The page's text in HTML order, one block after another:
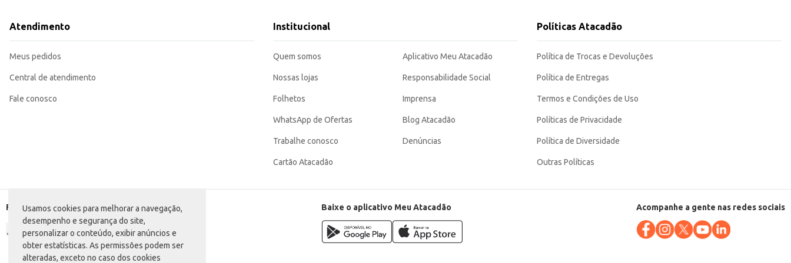
Usamos cookies para melhorar a navegação,
desempenho e segurança do site,
personalizar o conteúdo, exibir anúncios e
obter estatísticas. As permissões podem ser
alteradas, exceto no caso dos cookies
Atendimento
Meus pedidos
Central de atendimento
Fale conosco
Institucional
Quem somos
Nossas lojas
Folhetos
WhatsApp de Ofertas
Trabalhe conosco
Cartão Atacadão
Aplicativo Meu Atacadão
Responsabilidade Social
Imprensa
Blog Atacadão
Denúncias
Políticas Atacadão
Política de Trocas e Devoluções
Política de Entregas
Termos e Condições de Uso
Políticas de Privacidade
Política de Diversidade
Outras Políticas
Formas de pagamento Baixe o aplicativo Meu Atacadão Acompanhe a gente nas redes sociais